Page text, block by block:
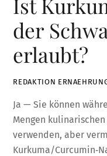
Ist
der
erlaubt?
REDAKTION
Ja — Sie können
Mengen
verwenden, aber
Kurkuma/